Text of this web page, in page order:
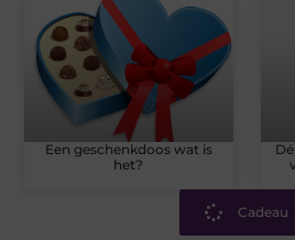
Een geschenkdoos wat is
het?
Cadeau